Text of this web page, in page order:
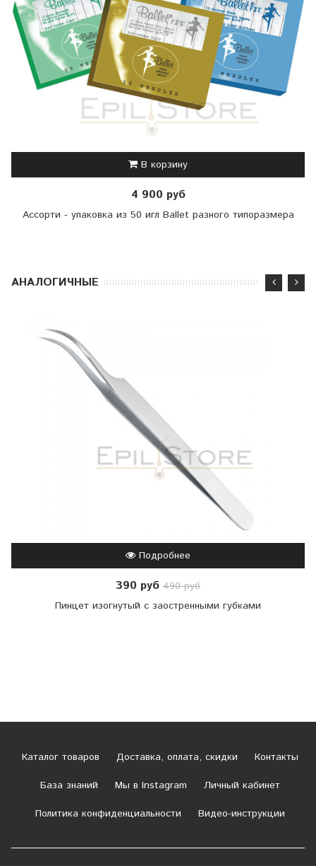
В корзину
4 900 руб
Ассорти - упаковка из 50 игл Ballet разного типоразмера
АНАЛОГИЧНЫЕ
Подробнее
390 руб 490 руб
Пинцет изогнутый с заостренными губками
Каталог товаров Доставка, оплата, скидки
Контакты
База знаний
Мы в Instagram
Личный кабинет
Политика конфиденциальности
Видео-инструкции